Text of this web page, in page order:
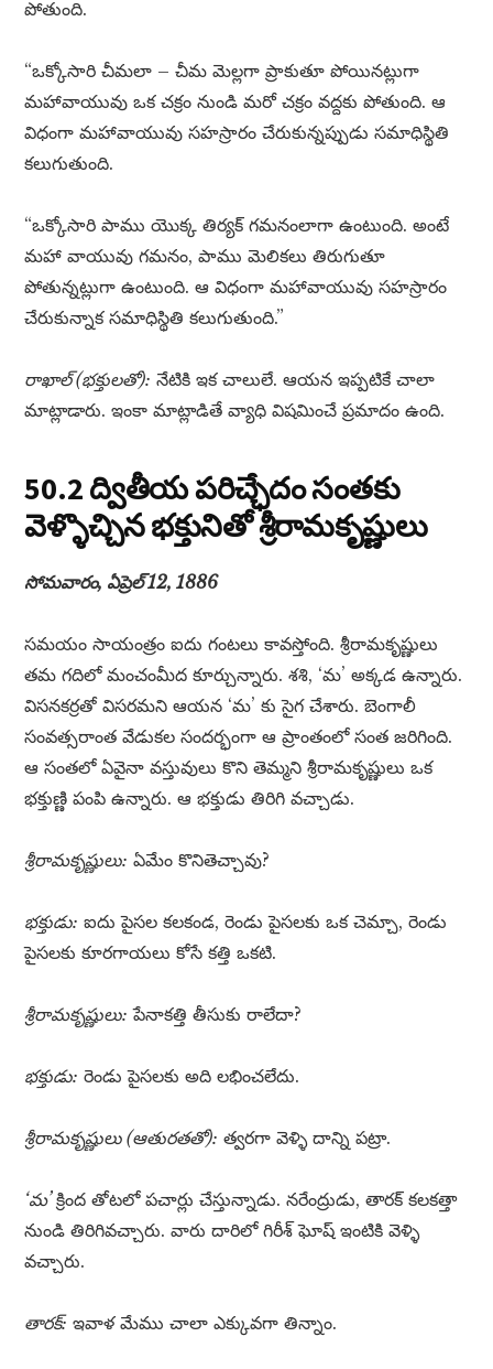
పోతుంది.
“ఒక్కోసారి చీమలా – చీమ మెల్లగా ప్రాకుతూ పోయినట్లుగా
మహావాయువు ఒక చక్రం నుండి మరో చక్రం వద్దకు పోతుంది. ఆ
విధంగా మహావాయువు సహస్రారం చేరుకున్నప్పుడు సమాధిస్థితి
కలుగుతుంది.
“ఒక్కోసారి పాము యొక్క తిర్యక్ గమనంలాగా ఉంటుంది. అంటే
మహా వాయువు గమనం, పాము మెలికలు తిరుగుతూ
పోతున్నట్లుగా ఉంటుంది. ఆ విధంగా మహావాయువు సహస్రారం
చేరుకున్నాక సమాధిస్థితి కలుగుతుంది.”
రాఖాల్ (భక్తులతో): నేటికి ఇక చాలులే. ఆయన ఇప్పటికే చాలా
మాట్లాడారు. ఇంకా మాట్లాడితే వ్యాధి విషమించే ప్రమాదం ఉంది.
50.2 ద్వితీయ పరిచ్ఛేదం సంతకు
వెళ్ళొచ్చిన భక్తునితో శ్రీరామకృష్ణులు
సోమవారం, ఏప్రెల్ 12, 1886
సమయం సాయంత్రం ఐదు గంటలు కావస్తోంది. శ్రీరామకృష్ణులు
తమ గదిలో మంచంమీద కూర్చున్నారు. శశి, ‘మ’ అక్కడ ఉన్నారు.
విసనకర్రతో విసరమని ఆయన ‘మ’ కు సైగ చేశారు. బెంగాలీ
సంవత్సరాంత వేడుకల సందర్భంగా ఆ ప్రాంతంలో సంత జరిగింది.
ఆ సంతలో ఏవైనా వస్తువులు కొని తెమ్మని శ్రీరామకృష్ణులు ఒక
భక్తుణ్ణి పంపి ఉన్నారు. ఆ భక్తుడు తిరిగి వచ్చాడు.
శ్రీరామకృష్ణులు: ఏమేం కొనితెచ్చావు?
భక్తుడు: ఐదు పైసల కలకండ, రెండు పైసలకు ఒక చెమ్చా, రెండు
పైసలకు కూరగాయలు కోసే కత్తి ఒకటి.
శ్రీరామకృష్ణులు: పేనాకత్తి తీసుకు రాలేదా?
భక్తుడు: రెండు పైసలకు అది లభించలేదు.
శ్రీరామకృష్ణులు (ఆతురతతో): త్వరగా వెళ్ళి దాన్ని పట్రా.
‘మ’క్రింద తోటలో పచార్లు చేస్తున్నాడు. నరేంద్రుడు, తారక్ కలకత్తా
నుండి తిరిగివచ్చారు. వారు దారిలో గిరీశ్ ఘోష్ ఇంటికి వెళ్ళి
వచ్చారు.
తారక్: ఇవాళ మేము చాలా ఎక్కువగా తిన్నాం.